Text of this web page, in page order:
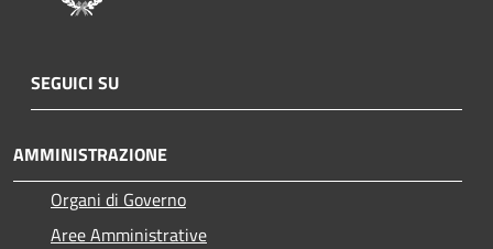
SEGUICI SU
AMMINISTRAZIONE
Organi di Governo
Aree Amministrative